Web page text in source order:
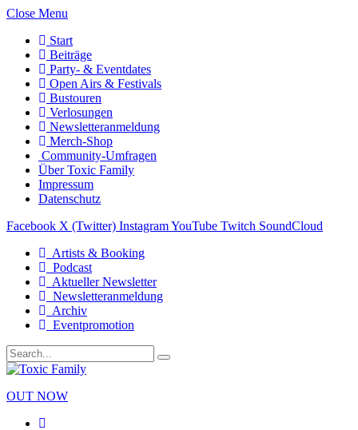
Close Menu
Start
Beiträge
Party- & Eventdates
Open Airs & Festivals
Bustouren
Verlosungen
Newsletteranmeldung
Merch-Shop
Community-Umfragen
Über Toxic Family
Impressum
Datenschutz
Facebook X (Twitter) InstagramYouTube Twitch SoundCloud
Artists & Booking
Podcast
Aktueller Newsletter
Newsletteranmeldung
Archiv
Eventpromotion
OUT NOW